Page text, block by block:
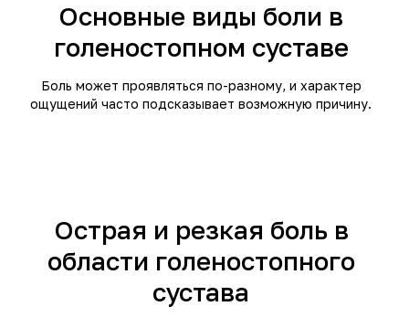
Основные виды боли в
голеностопном суставе
Боль может проявляться по-разному, и характер
ощущений часто подсказывает возможную причину.
Острая и резкая боль в
области голеностопного
сустава